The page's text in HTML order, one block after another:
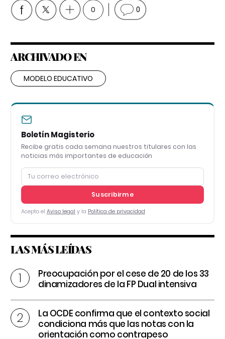
0 0
ARCHIVADO EN
MODELO EDUCATIVO
Boletín Magisterio
Recibe gratis cada semana nuestros titulares con las
noticias más importantes de educación
Suscribirme
Acepto el Aviso legal y la Política de privacidad
LAS MÁS LEÍDAS
Preocupación por el cese de 20 de los 33
dinamizadores de la FP Dual intensiva
La OCDE confirma que el contexto social
condiciona más que las notas con la
orientación como contrapeso